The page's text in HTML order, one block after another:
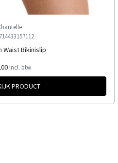
Waist Bikinislip
Incl. btw
PRODUCT